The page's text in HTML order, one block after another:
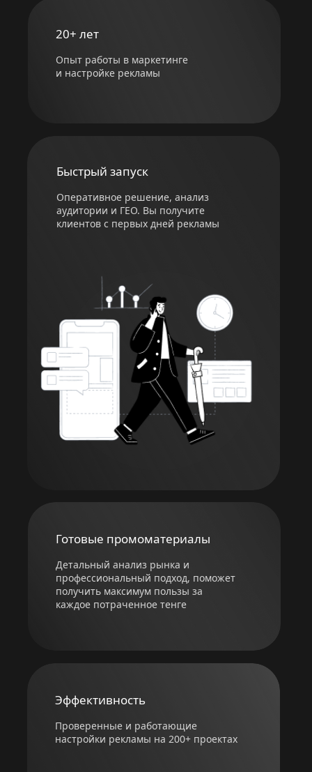
Проверенные и работающие
настройки рекламы на 200+ проектах
Эффективность
Детальный анализ рынка и
профессиональный подход, поможет
получить максимум пользы за
каждое потраченное тенге
Готовые промоматериалы
Оперативное решение, анализ
аудитории и ГЕО. Вы получите
клиентов с первых дней рекламы
Быстрый запуск
Опыт работы в маркетинге
и настройке рекламы
20+ лет